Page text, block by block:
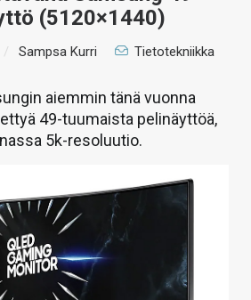
(5120×1440)
/ Sampsa Kurri
Tietotekniikka
aiemmin tänä vuonna
49-tuumaista pelinäyttöä,
5k-resoluutio.